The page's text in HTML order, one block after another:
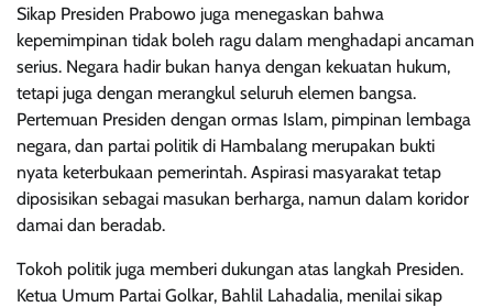
Sikap Presiden Prabowo juga menegaskan bahwa
kepemimpinan tidak boleh ragu dalam menghadapi ancaman
serius. Negara hadir bukan hanya dengan kekuatan hukum,
tetapi juga dengan merangkul seluruh elemen bangsa.
Pertemuan Presiden dengan ormas Islam, pimpinan lembaga
negara, dan partai politik di Hambalang merupakan bukti
nyata keterbukaan pemerintah. Aspirasi masyarakat tetap
diposisikan sebagai masukan berharga, namun dalam koridor
damai dan beradab.
Tokoh politik juga memberi dukungan atas langkah Presiden.
Ketua Umum Partai Golkar, Bahlil Lahadalia, menilai sikap